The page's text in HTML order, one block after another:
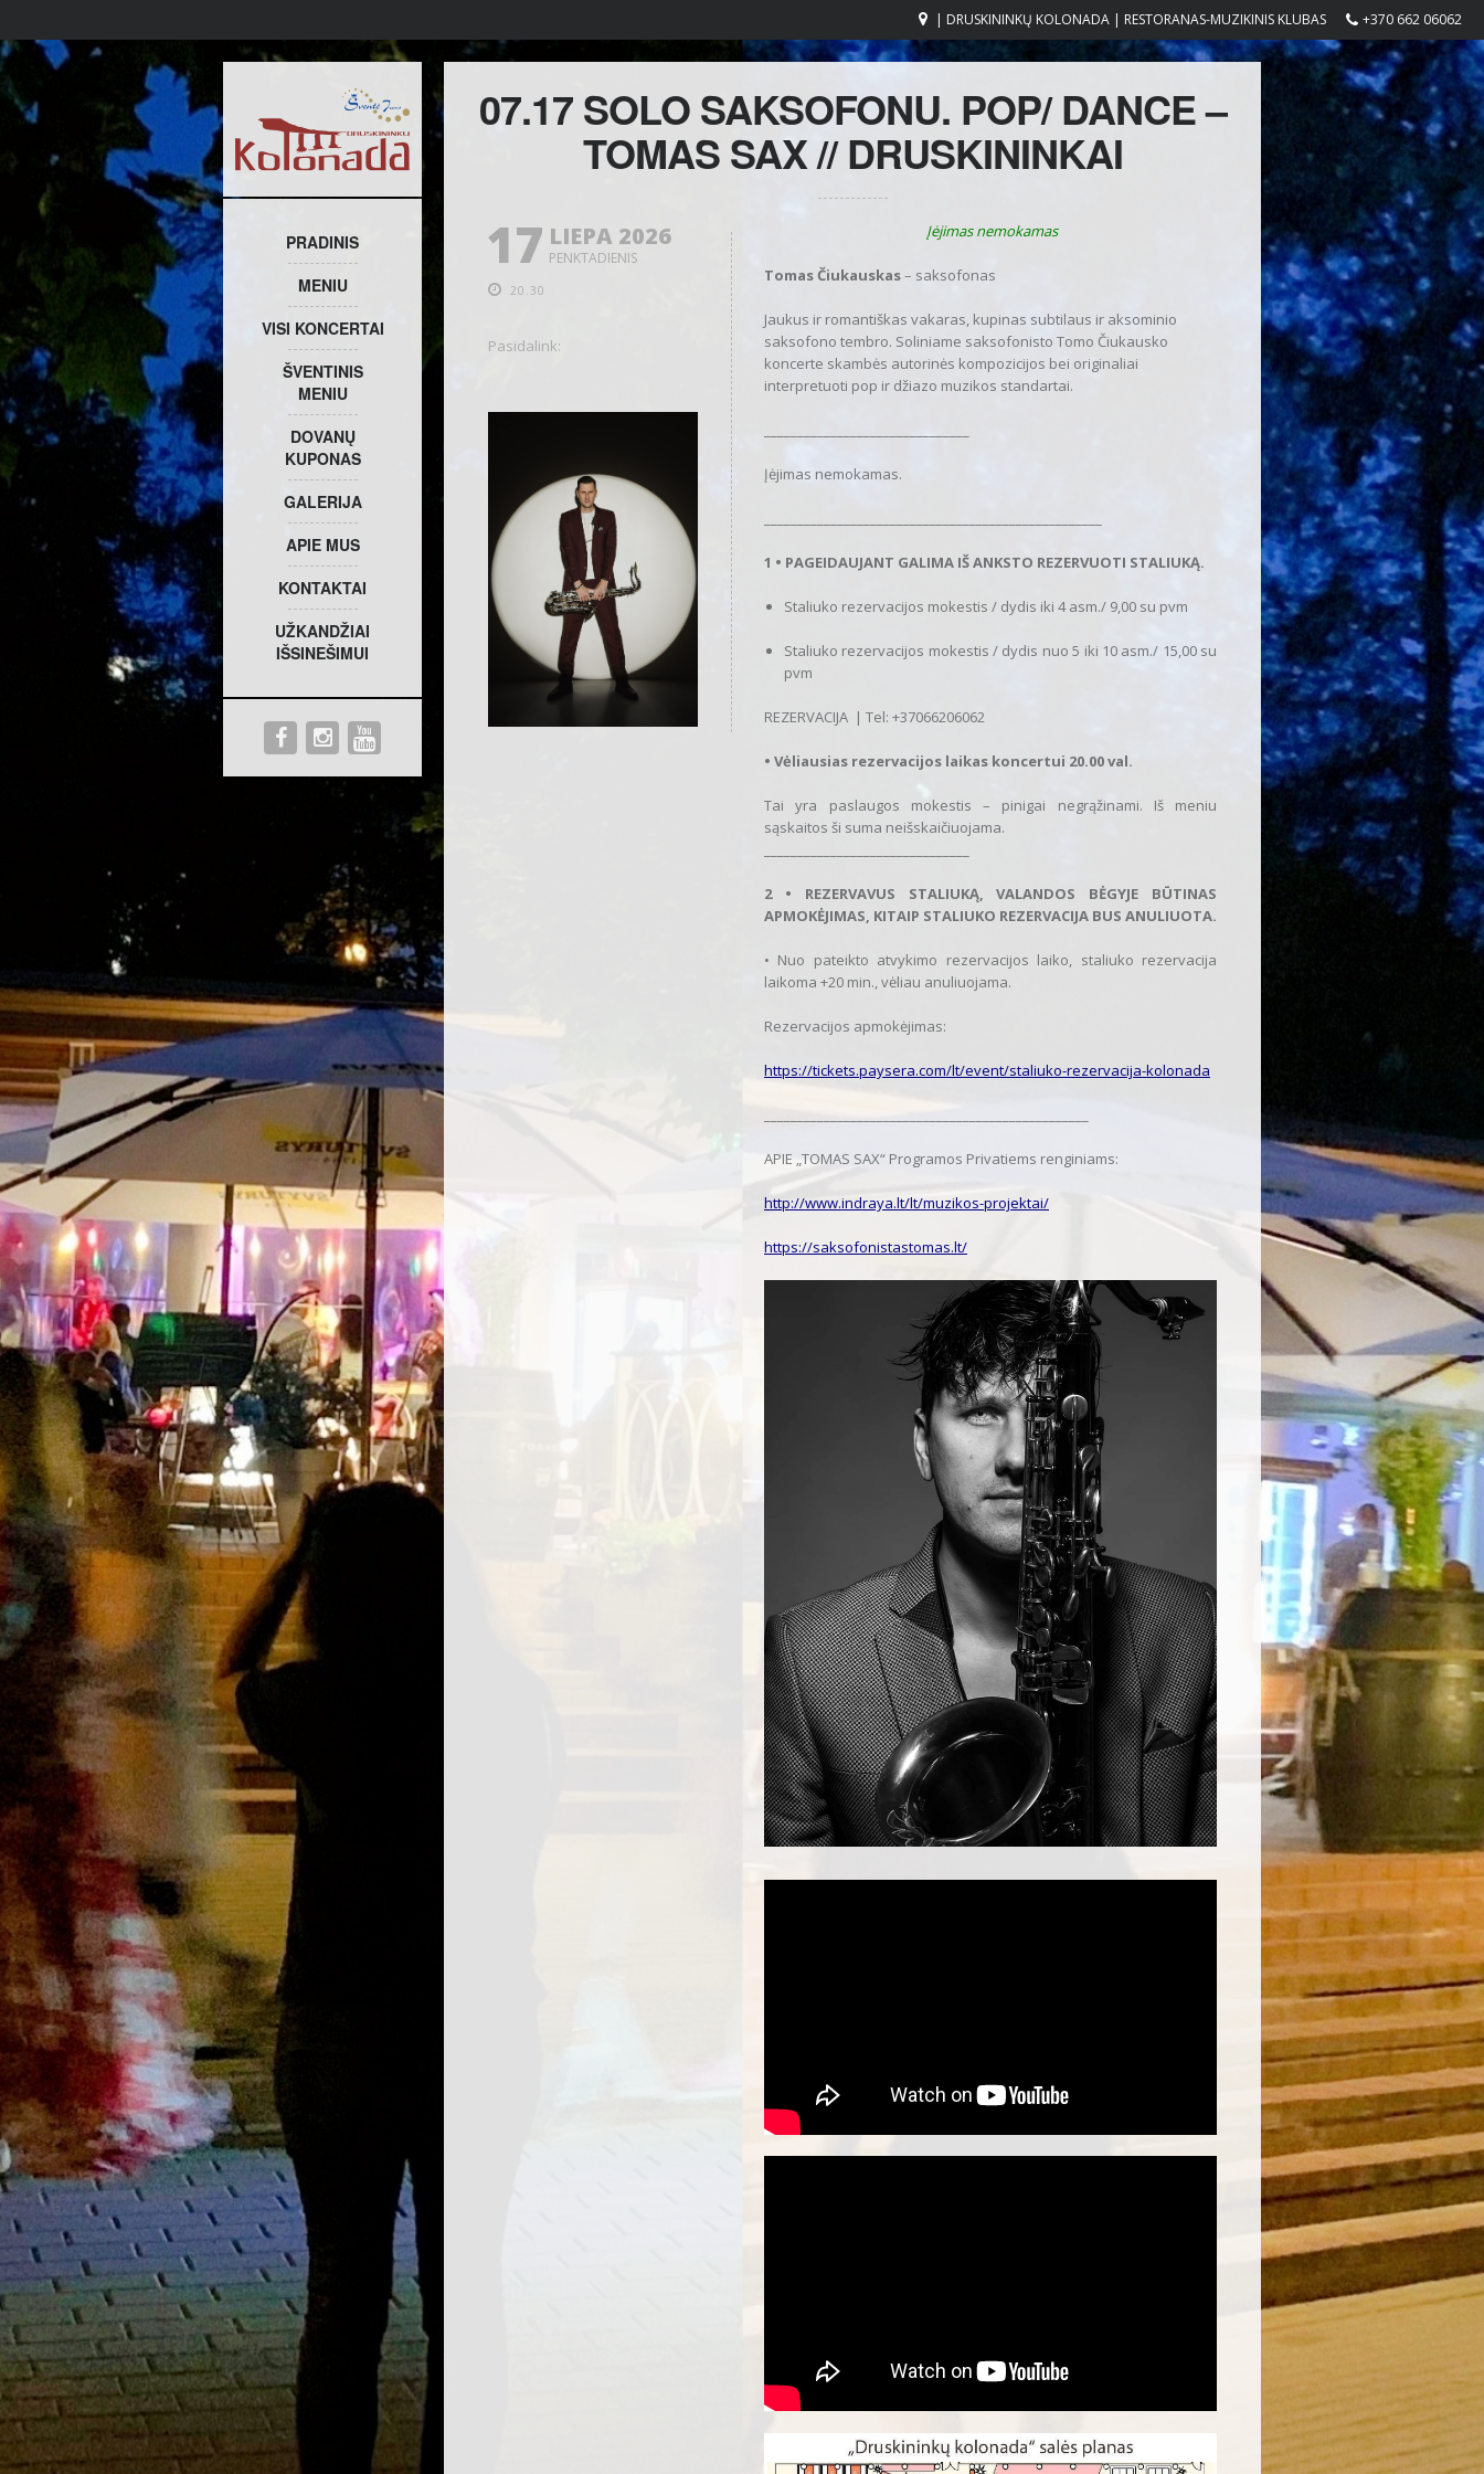
+370 662 06062
| DRUSKININKŲ KOLONADA | RESTORANAS-MUZIKINIS KLUBAS
PRADINIS
MENIU
VISI KONCERTAI
ŠVENTINIS
MENIU
DOVANŲ
KUPONAS
GALERIJA
APIE MUS
KONTAKTAI
UŽKANDŽIAI
IŠSINEŠIMUI
07.17 SOLO SAKSOFONU. POP/ DANCE –
TOMAS SAX // DRUSKININKAI
17 LIEPA 2026
PENKTADIENIS
20.30
Pasidalink:
Įėjimas nemokamas
TomasČiukauskas– saksofonas
Jaukus ir romantiškas vakaras, kupinas subtilaus ir aksominio
saksofono tembro. Soliniame saksofonisto Tomo Čiukausko
koncerte skambės autorinės kompozicijos bei originaliai
interpretuoti pop ir džiazo muzikos standartai.
Įėjimas nemokamas.
1 • PAGEIDAUJANT GALIMA IŠ ANKSTO REZERVUOTI STALIUKĄ.
Staliuko rezervacijos mokestis / dydis iki 4 asm./ 9,00 su pvm
Staliuko rezervacijos mokestis / dydis nuo 5 iki 10 asm./ 15,00 su
pvm
REZERVACIJA | Tel: +37066206062
• Vėliausias rezervacijos laikas koncertui 20.00 val.
Tai yra paslaugos mokestis – pinigai negrąžinami. Iš meniu
sąskaitos ši suma neišskaičiuojama.
2 • REZERVAVUS STALIUKĄ, VALANDOS BĖGYJE BŪTINAS
APMOKĖJIMAS, KITAIP STALIUKO REZERVACIJA BUS ANULIUOTA.
• Nuo pateikto atvykimo rezervacijos laiko, staliuko rezervacija
laikoma +20 min., vėliau anuliuojama.
Rezervacijos apmokėjimas:
https://tickets.paysera.com/lt/event/staliuko-rezervacija-kolonada
APIE „TOMAS SAX“ Programos Privatiems renginiams:
http://www.indraya.lt/lt/muzikos-projektai/
https://saksofonistastomas.lt/